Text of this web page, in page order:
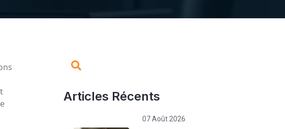
Articles Récents
07 Août 2026